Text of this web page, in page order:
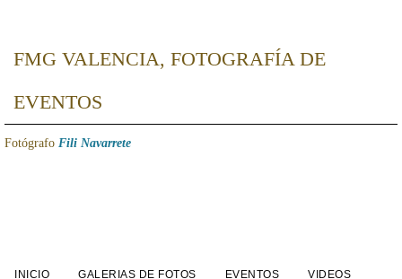
FMG VALENCIA, FOTOGRAFÍA DE
EVENTOS
Fotógrafo Fili Navarrete
INICIO GALERIAS DE FOTOS EVENTOS VIDEOS